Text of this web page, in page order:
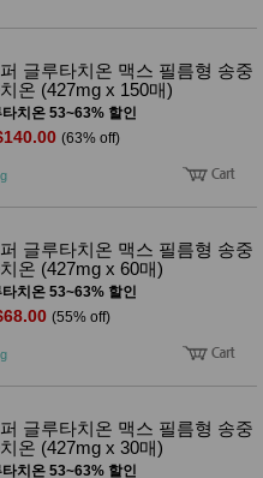
글루타치온 맥스 필름형 송중
온 (427mg x 150매)
치온 53~63% 할인
(63% off)
글루타치온 맥스 필름형 송중
온 (427mg x 60매)
치온 53~63% 할인
(55% off)
글루타치온 맥스 필름형 송중
온 (427mg x 30매)
치온 53~63% 할인